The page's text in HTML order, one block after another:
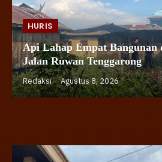
HURIS
Api Lahap Empat Bangunan
Jalan Ruwan Tenggarong
Redaksi Agustus 8, 2026